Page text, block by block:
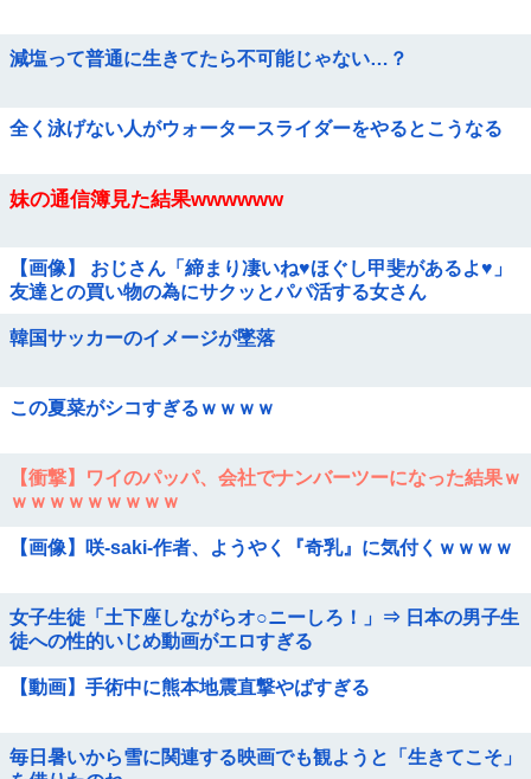
減塩って普通に生きてたら不可能じゃない…？
全く泳げない人がウォータースライダーをやるとこうなる
妹の通信簿見た結果wwwwww
【画像】 おじさん「締まり凄いね♥ほぐし甲斐があるよ♥」
友達との買い物の為にサクッとパパ活する女さん
韓国サッカーのイメージが墜落
この夏菜がシコすぎるｗｗｗｗ
【衝撃】ワイのパッパ、会社でナンバーツーになった結果ｗ
ｗｗｗｗｗｗｗｗｗ
【画像】咲-saki-作者、ようやく『奇乳』に気付くｗｗｗｗ
女子生徒「土下座しながらオ○ニーしろ！」⇒ 日本の男子生
徒への性的いじめ動画がエロすぎる
【動画】手術中に熊本地震直撃やばすぎる
毎日暑いから雪に関連する映画でも観ようと「生きてこそ」